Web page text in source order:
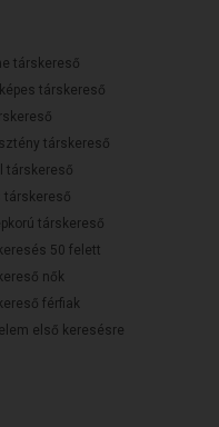
társkereső
társkereső
társkereső
társkereső
társkereső
társkereső
50 felett
nők
férfiak
első keresésre